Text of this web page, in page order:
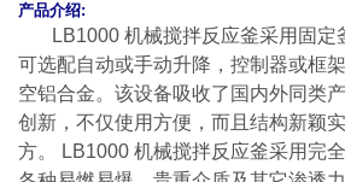
产品介绍:
LB1000 机械搅拌反应釜采用固定
可选配自动或手动升降，控制器或框
空铝合金。该设备吸收了国内外同类
创新，不仅使用方便， 而且结构新颖
方。
LB1000 机械搅拌反应釜采用完